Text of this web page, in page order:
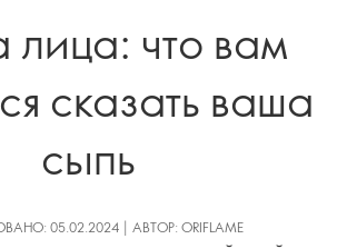
лица: что вам
сказать ваша
сыпь
05.02.2024 | АВТОР: ORIFLAME